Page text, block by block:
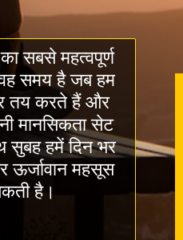
सबसे महत्वपूर्ण
समय है जब हम
तय करते हैं और
मानसिकता सेट
हमें दिन भर
ऊर्जावान महसूस
है।